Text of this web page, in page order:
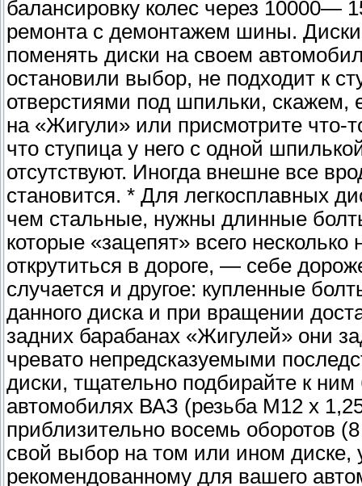
балансировку колес через 10000—
ремонта с демонтажем шины.
поменять диски на своем
остановили выбор, не подходит к
отверстиями под шпильки, скажем,
на «Жигули» или присмотрите что-
что ступица у него с одной
отсутствуют. Иногда внешне все
становится. * Для легкосплавных
чем стальные, нужны длинные
которые «зацепят» всего
открутиться в дороге, — себе
случается и другое: купленные
данного диска и при вращении
задних барабанах «Жигулей» они
чревато непредсказуемыми
диски, тщательно подбирайте к
автомобилях ВАЗ (резьба М12 х
приблизительно восемь оборотов
свой выбор на том или ином диске,
рекомендованному для вашего